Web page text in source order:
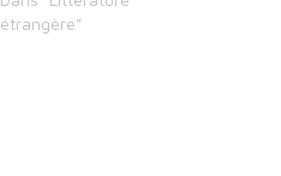
étrangère"